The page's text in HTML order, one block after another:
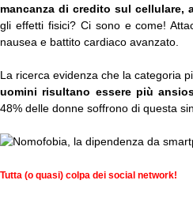
mancanza di credito sul cellulare,
gli effetti fisici? Ci sono e come!
nausea e battito cardiaco avanzato.
La ricerca evidenza che la categoria
uomini risultano essere più
48% delle donne soffrono di questa
Tutta (o quasi) colpa dei social network!